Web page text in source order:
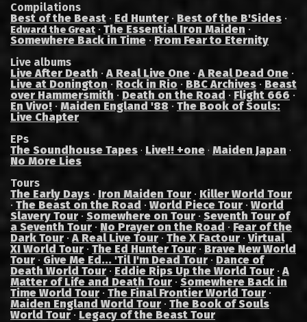
Compilations
Best of the Beast · Ed Hunter · Best of the B'Sides ·
Edward the Great · The Essential Iron Maiden ·
Somewhere Back in Time · From Fear to Eternity
Live albums
Live After Death ·A Real Live One ·A Real Dead One ·
Live at Donington · Rock in Rio · BBC Archives · Beast
over Hammersmith · Death on the Road · Flight 666 ·
En Vivo! · Maiden England '88 · The Book of Souls:
Live Chapter
EPs
The Soundhouse Tapes · Live!! +one · Maiden Japan ·
No More Lies
Tours
The Early Days · Iron Maiden Tour · Killer World Tour
· The Beast on the Road · World Piece Tour · World
Slavery Tour · Somewhere on Tour · Seventh Tour of
a Seventh Tour · No Prayer on the Road · Fear of the
Dark Tour ·A Real Live Tour · The X Factour ·Virtual
XI World Tour · The Ed Hunter Tour · Brave New World
Tour · Give Me Ed... 'Til I'm Dead Tour · Dance of
Death World Tour · Eddie Rips Up the World Tour ·A
Matter of Life and Death Tour · Somewhere Back in
Time World Tour · The Final Frontier World Tour ·
Maiden England World Tour · The Book of Souls
World Tour· Legacy of the Beast Tour